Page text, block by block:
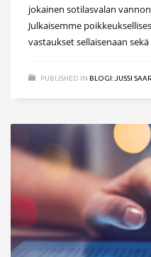
jokainen sotilasvalan
Julkaisemme
vastaukset sellaisenaan sekä
PUBLISHED IN BLOGI: JUSSI